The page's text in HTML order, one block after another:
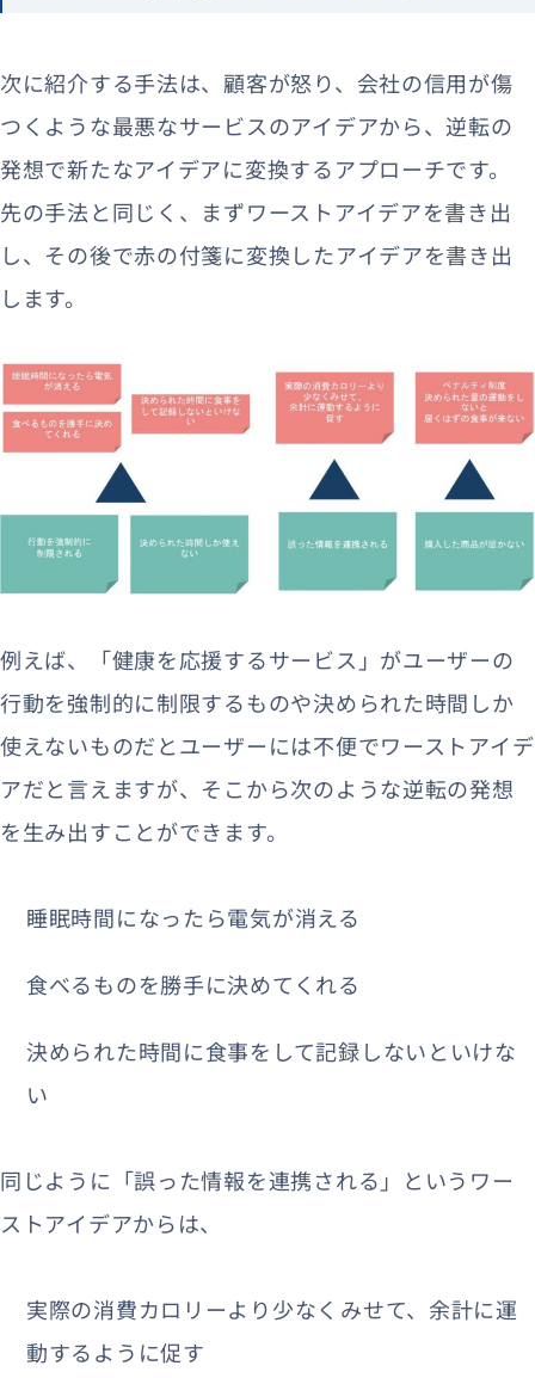
次に紹介する手法は、顧客が怒り、会社の信用が傷
つくような最悪なサービスのアイデアから、逆転の
発想で新たなアイデアに変換するアプローチです。
先の手法と同じく、まずワーストアイデアを書き出
し、その後で赤の付箋に変換したアイデアを書き出
します。
例えば、「健康を応援するサービス」がユーザーの
行動を強制的に制限するものや決められた時間しか
使えないものだとユーザーには不便でワーストアイデ
アだと言えますが、そこから次のような逆転の発想
を生み出すことができます。
睡眠時間になったら電気が消える
食べるものを勝手に決めてくれる
決められた時間に食事をして記録しないといけな
い
同じように「誤った情報を連携される」というワー
ストアイデアからは、
実際の消費カロリーより少なくみせて、余計に運
動するように促す